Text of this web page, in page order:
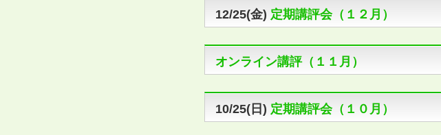
12/25(金) 定期講評会（１２月）
オンライン講評（１１月）
10/25(日) 定期講評会（１０月）